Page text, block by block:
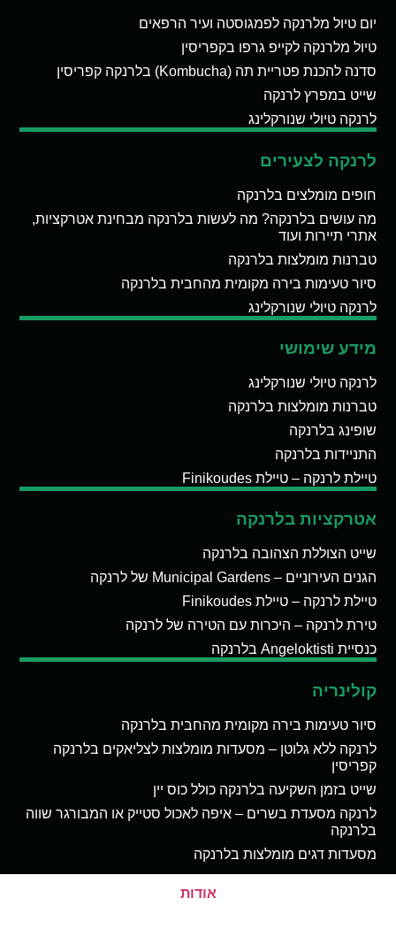
יום טיול מלרנקה לפמגוסטה ועיר הרפאים
טיול מלרנקה לקייפ גרפו בקפריסין
סדנה להכנת פטריית תה (Kombucha) בלרנקה קפריסין
שייט במפרץ לרנקה
לרנקה טיולי שנורקלינג
לרנקה לצעירים
חופים מומלצים בלרנקה
מה עושים בלרנקה? מה לעשות בלרנקה מבחינת אטרקציות,
אתרי תיירות ועוד
טברנות מומלצות בלרנקה
סיור טעימות בירה מקומית מהחבית בלרנקה
לרנקה טיולי שנורקלינג
מידע שימושי
לרנקה טיולי שנורקלינג
טברנות מומלצות בלרנקה
שופינג בלרנקה
התניידות בלרנקה
טיילת לרנקה – טיילת Finikoudes
אטרקציות בלרנקה
שייט הצוללת הצהובה בלרנקה
הגנים העירוניים – Municipal Gardens של לרנקה
טיילת לרנקה – טיילת Finikoudes
טירת לרנקה – היכרות עם הטירה של לרנקה
כנסיית Angeloktisti בלרנקה
קולינריה
סיור טעימות בירה מקומית מהחבית בלרנקה
לרנקה ללא גלוטן – מסעדות מומלצות לצליאקים בלרנקה
קפריסין
שייט בזמן השקיעה בלרנקה כולל כוס יין
לרנקה מסעדת בשרים – איפה לאכול סטייק או המבורגר שווה
בלרנקה
מסעדות דגים מומלצות בלרנקה
אודות